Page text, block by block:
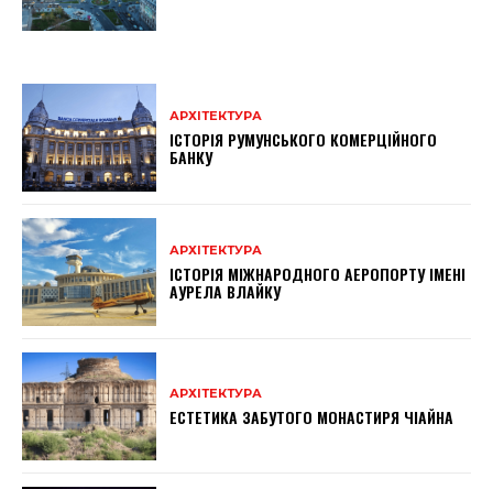
АРХІТЕКТУРА
ІСТОРІЯ РУМУНСЬКОГО КОМЕРЦІЙНОГО
БАНКУ
АРХІТЕКТУРА
ІСТОРІЯ МІЖНАРОДНОГО АЕРОПОРТУ ІМЕНІ
АУРЕЛА ВЛАЙКУ
АРХІТЕКТУРА
ЕСТЕТИКА ЗАБУТОГО МОНАСТИРЯ ЧІАЙНА